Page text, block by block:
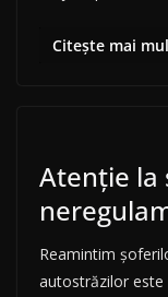
Citește mai
Atenție la
Reamintim
autostrăzilor este